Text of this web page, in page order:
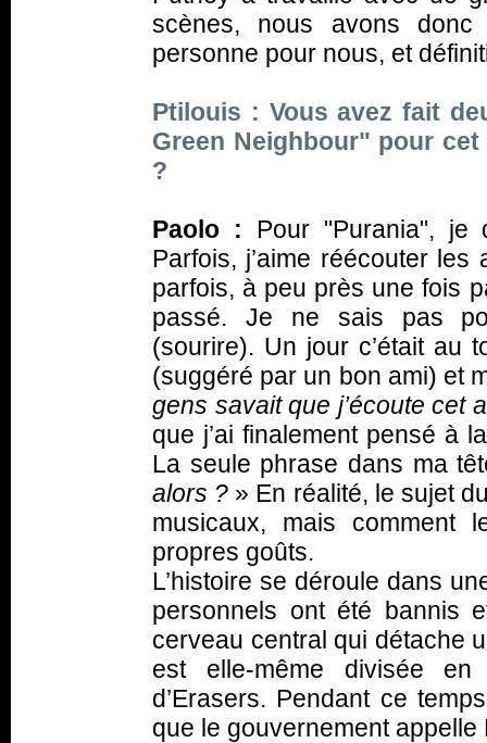
scènes, nous avons
personne pour nous, et
Ptilouis : Vous avez fait
Green Neighbour" pour
?
Paolo : Pour "Purania", je
Parfois, j’aime réécouter
parfois, à peu près une fois
passé. Je ne sais pas
(sourire). Un jour c’était au
(suggéré par un bon ami) et
gens savait que j’écoute cet
que j’ai finalement pensé à
La seule phrase dans ma
alors ? » En réalité, le sujet
musicaux, mais comment
propres goûts.
L’histoire se déroule dans
personnels ont été bannis
cerveau central qui détache
est elle-même divisée
d’Erasers. Pendant ce
que le gouvernement